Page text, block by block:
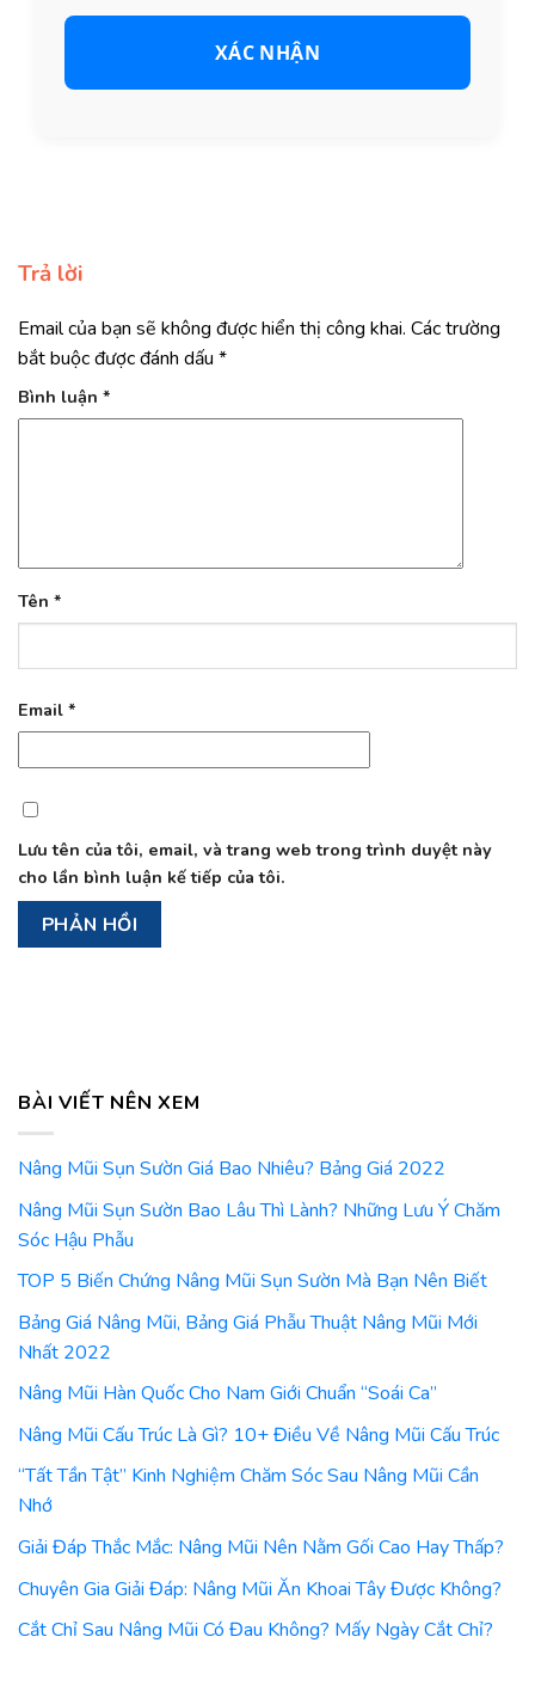
XÁC NHẬN
Trả lời
Email của bạn sẽ không được hiển thị công khai. Các trường
bắt buộc được đánh dấu *
Bình luận *
Tên *
Email *
Lưu tên của tôi, email, và trang web trong trình duyệt này
cho lần bình luận kế tiếp của tôi.
BÀI VIẾT NÊN XEM
Nâng Mũi Sụn Sườn Giá Bao Nhiêu? Bảng Giá 2022
Nâng Mũi Sụn Sườn Bao Lâu Thì Lành? Những Lưu Ý Chăm
Sóc Hậu Phẫu
TOP 5 Biến Chứng Nâng Mũi Sụn Sườn Mà Bạn Nên Biết
Bảng Giá Nâng Mũi, Bảng Giá Phẫu Thuật Nâng Mũi Mới
Nhất 2022
Nâng Mũi Hàn Quốc Cho Nam Giới Chuẩn “Soái Ca”
Nâng Mũi Cấu Trúc Là Gì? 10+ Điều Về Nâng Mũi Cấu Trúc
“Tất Tần Tật” Kinh Nghiệm Chăm Sóc Sau Nâng Mũi Cần
Nhớ
Giải Đáp Thắc Mắc: Nâng Mũi Nên Nằm Gối Cao Hay Thấp?
Chuyên Gia Giải Đáp: Nâng Mũi Ăn Khoai Tây Được Không?
Cắt Chỉ Sau Nâng Mũi Có Đau Không? Mấy Ngày Cắt Chỉ?